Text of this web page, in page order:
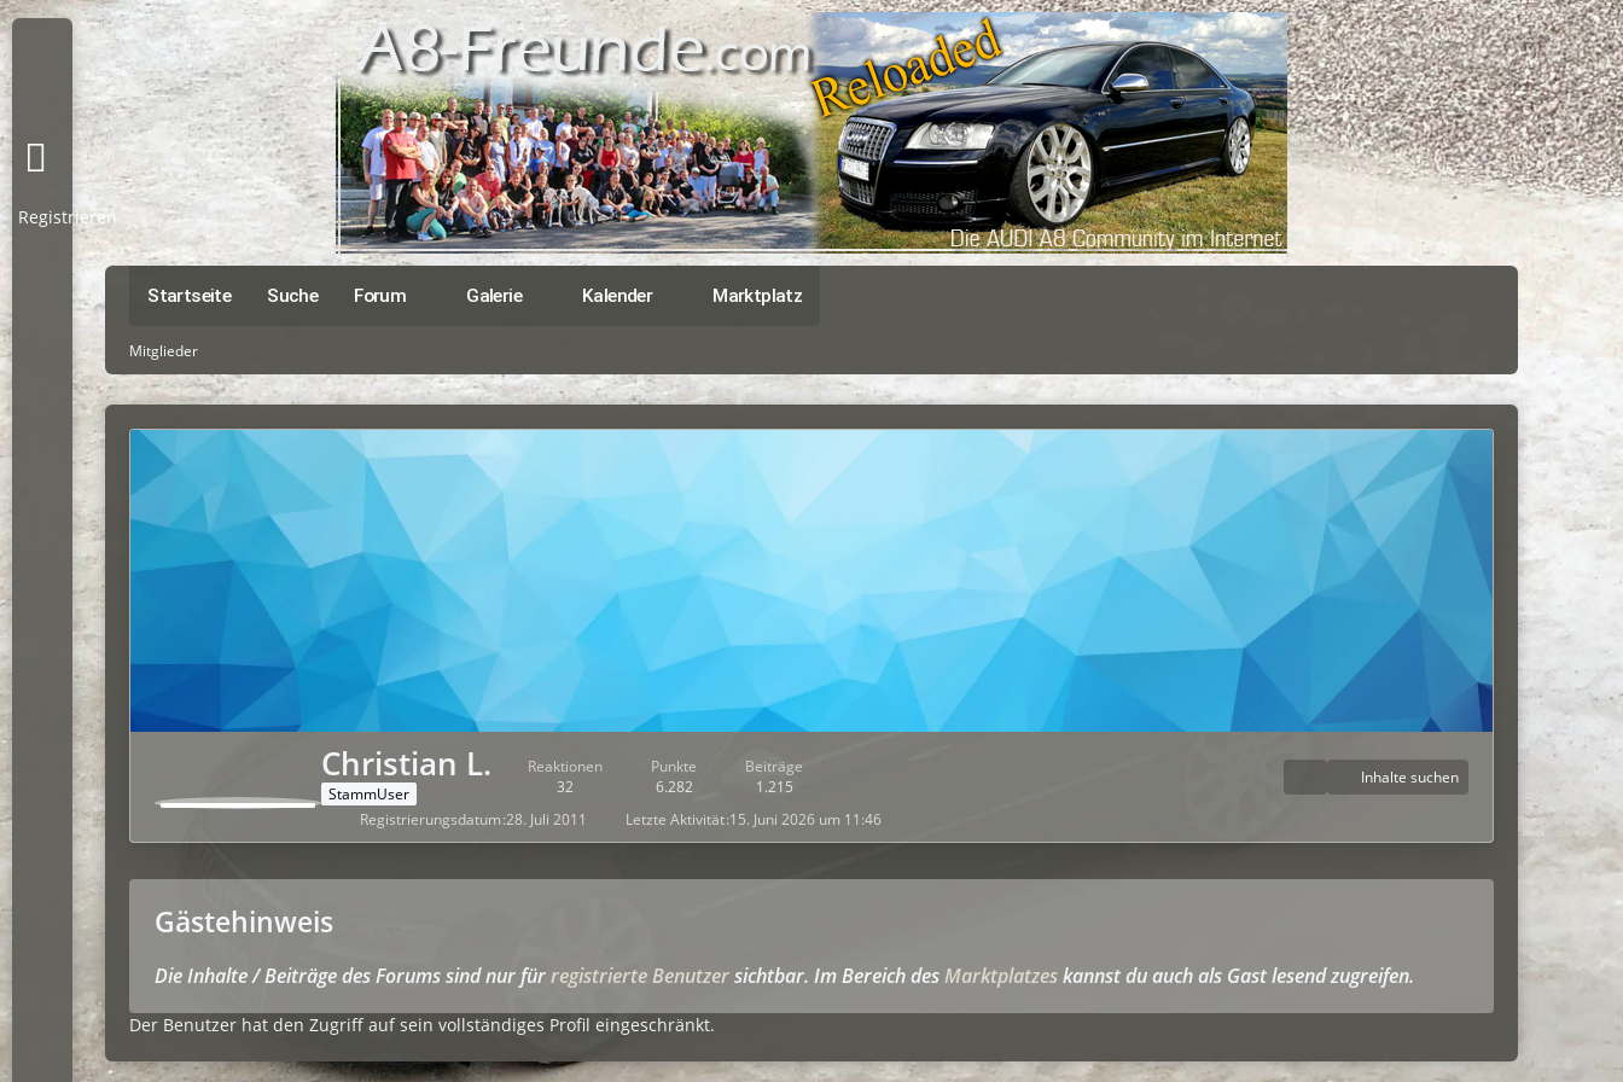
Startseite Suche Forum Galerie Kalender Marktplatz
Registrieren
Mitglieder
Christian L.
StammUser
Reaktionen
32
Punkte
6.282
Beiträge
1.215
Inhalte suchen
Registrierungsdatum 28. Juli 2011 Letzte Aktivität 15. Juni 2026 um 11:46
Gästehinweis
Die Inhalte / Beiträge des Forums sind nur fürregistrierte Benutzersichtbar. Im Bereich desMarktplatzeskannst du auch als Gast lesend zugreifen.
Der Benutzer hat den Zugriff auf sein vollständiges Profil eingeschränkt.